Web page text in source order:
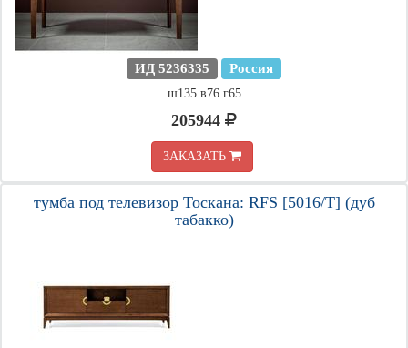
ИД 5236335 Россия
ш135 в76 г65
205944
ЗАКАЗАТЬ
тумба под телевизор Тоскана: RFS [5016/T] (дуб
табакко)